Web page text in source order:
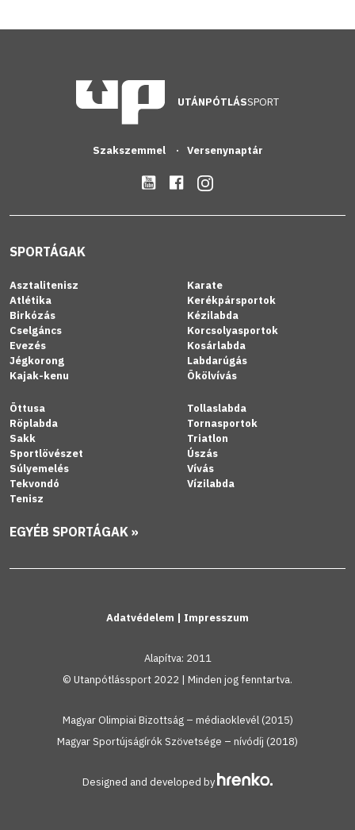
UTÁNPÓTLÁSSPORT
Szakszemmel Versenynaptár
SPORTÁGAK
Asztalitenisz
Atlétika
Birkózás
Cselgáncs
Evezés
Jégkorong
Kajak-kenu
Karate
Kerékpársportok
Kézilabda
Korcsolyasportok
Kosárlabda
Labdarúgás
Ökölvívás
Öttusa
Röplabda
Sakk
Sportlövészet
Súlyemelés
Tekvondó
Tenisz
Tollaslabda
Tornasportok
Triatlon
Úszás
Vívás
Vízilabda
EGYÉB SPORTÁGAK »
Adatvédelem | Impresszum
Alapítva: 2011
© Utanpótlássport 2022 | Minden jog fenntartva.
Magyar Olimpiai Bizottság – médiaoklevél (2015)
Magyar Sportújságírók Szövetsége – nívódíj (2018)
Designed and developed by